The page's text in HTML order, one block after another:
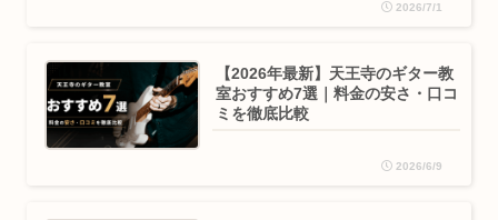
2026/7/1
【2026年最新】天王寺のギター教
室おすすめ7選｜料金の安さ・口コ
ミを徹底比較
2026/6/9